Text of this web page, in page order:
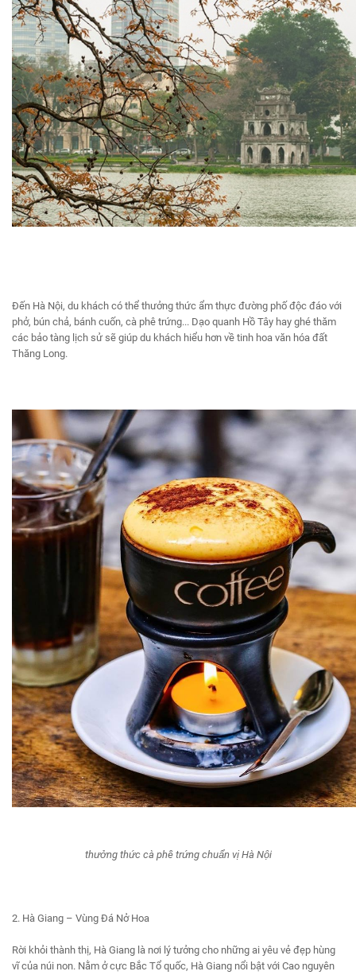
Đến Hà Nội, du khách có thể thưởng thức ẩm thực đường phố độc đáo với
phở, bún chả, bánh cuốn, cà phê trứng... Dạo quanh Hồ Tây hay ghé thăm
các bảo tàng lịch sử sẽ giúp du khách hiểu hơn về tinh hoa văn hóa đất
Thăng Long.
thưởng thức cà phê trứng chuẩn vị Hà Nội
2. Hà Giang – Vùng Đá Nở Hoa
Rời khỏi thành thị, Hà Giang là nơi lý tưởng cho những ai yêu vẻ đẹp hùng
vĩ của núi non. Nằm ở cực Bắc Tổ quốc, Hà Giang nổi bật với Cao nguyên